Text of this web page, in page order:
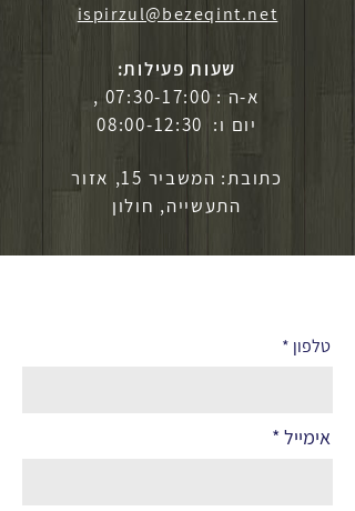
ispirzul@bezeqint.net
שעות פעילות:
א-ה : 07:30-17:00 ,
יום ו: 08:00-12:30
כתובת: המשביר 15, אזור
התעשייה, חולון
טלפון
אימייל